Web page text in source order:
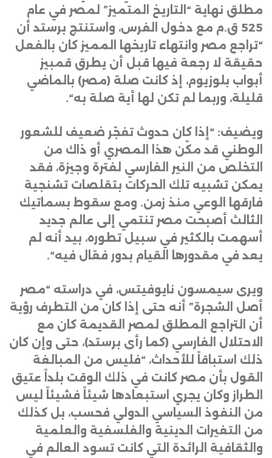
مطلق نهاية “التاريخ المتميز” لمصر في عام
525 ق.م مع دخول الفرس، واستنتج برستد أن
“تراجع مصر وانتهاء تاريخها المميز كان بالفعل
حقيقة لا رجعة فيها قبل أن يطرق قمبيز
أبواب بلوزيوم، إذ كانت صلة (مصر) بالماضي
قليلة، وربما لم تكن لها أية صلة به“.
ويضيف: “إذا كان حدوث تفجّر ضعيف للشعور
الوطني قد مكّن هذا المصري أو ذاك من
التخلص من النير الفارسي لفترة وجيزة، فقد
يمكن تشبيه تلك الحركات بتقلصات تشنجية
فارقها الوعي منذ زمن. ومع سقوط بسماتيك
الثالث أصبحت مصر تنتمي إلى عالم جديد
أسهمت بالكثير في سبيل تطوره، بيد أنه لم
يعد في مقدورها القيام بدور فعّال فيه“.
ويرى سيمسون نايوفيتس، في دراسته “مصر
أصل الشجرة” أنه حتى إذا كان من التطرف رؤية
أن التراجع المطلق لمصر القديمة كان مع
الاحتلال الفارسي (كما رأى برستد)، حتى وإن كان
ذلك استباقاً للأحداث، “فليس من المبالغة
القول بأن مصر كانت في ذلك الوقت بلداً عتيق
الطراز وكان يجري استبعادها شيئاً فشيئاً ليس
من النفوذ السياسي الدولي فحسب، بل كذلك
من التغيرات الدينية والفلسفية والعلمية
والثقافية الرائدة التي كانت تسود العالم في